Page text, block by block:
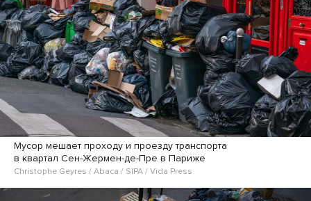
Мусор мешает проходу и проезду транспорта
в квартал Сен-Жермен-де-Пре в Париже
Christophe Geyres / Abaca / SIPA / Vida Press